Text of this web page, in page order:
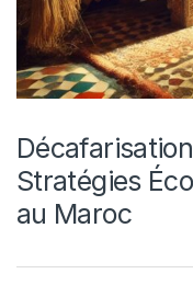
Stratégies
au Maroc